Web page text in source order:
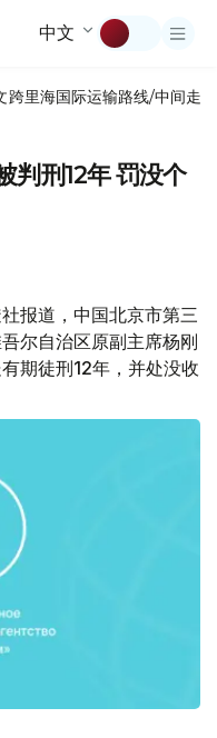
中文
跨里海国际运输路线/中间走廊
判刑12年 罚没个
报道，中国北京市第三
尔自治区原副主席杨刚
期徒刑12年，并处没收